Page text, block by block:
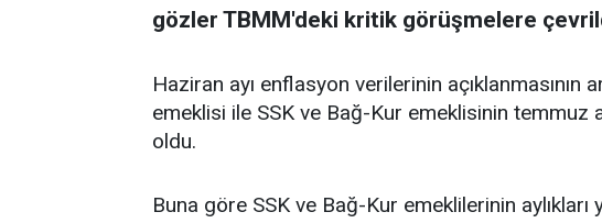
gözler TBMM'deki kritik görüşmelere
Haziran ayı enflasyon verilerinin
emeklisi ile SSK ve Bağ-Kur emeklisinin temmuz
oldu.
Buna göre SSK ve Bağ-Kur emeklilerinin